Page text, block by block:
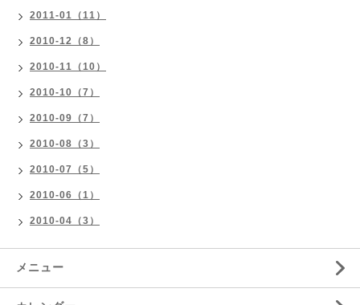
2011-01（11）
2010-12（8）
2010-11（10）
2010-10（7）
2010-09（7）
2010-08（3）
2010-07（5）
2010-06（1）
2010-04（3）
メニュー